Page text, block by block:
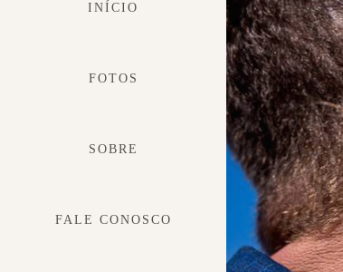
INÍCIO
FOTOS
SOBRE
FALE CONOSCO